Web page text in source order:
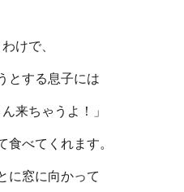
けで、
とする息子には
来ちゃうよ！」
食べてくれます。
に窓に向かって